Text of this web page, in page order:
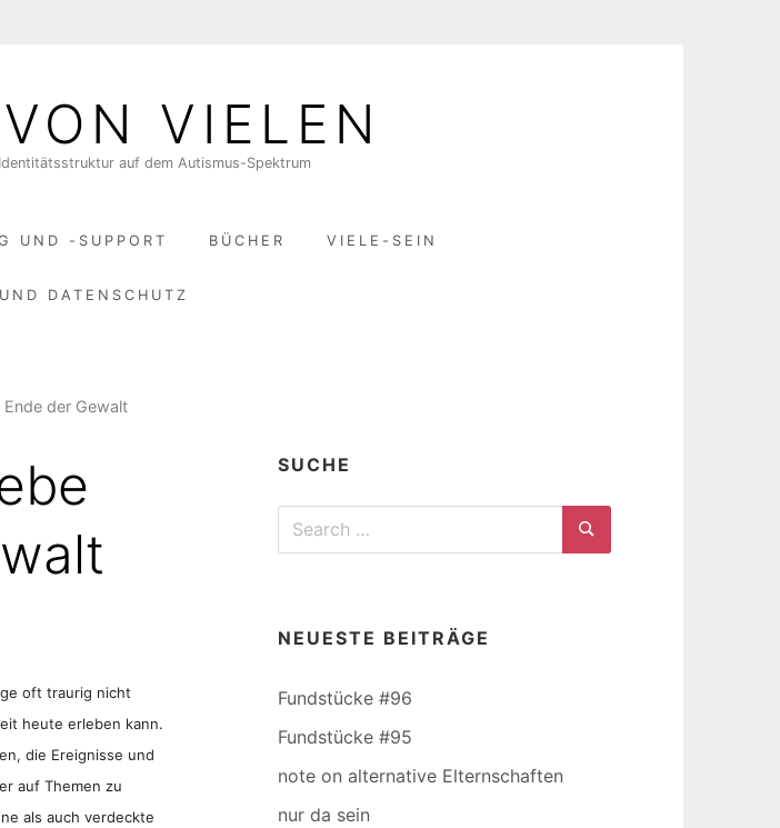
VIELEN
auf dem Autismus-Spektrum
UND -SUPPORT BÜCHER VIELE-SEIN
DATENSCHUTZ
der Gewalt
oft traurig nicht
heute erleben kann.
die Ereignisse und
auf Themen zu
als auch verdeckte
SUCHE
Search
Search
NEUESTE BEITRÄGE
Fundstücke #96
Fundstücke #95
note on alternative Elternschaften
nur da sein